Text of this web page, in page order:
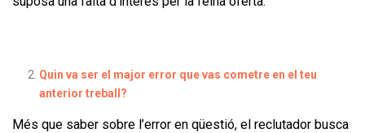
Quin va ser el major error que vas cometre en el teu
anterior treball?
Més que saber sobre l’error en qüestió, el reclutador busca